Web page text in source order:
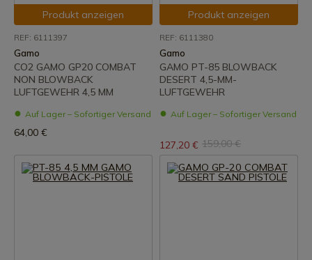
Produkt anzeigen
REF: 6111397
Gamo
CO2 GAMO GP20 COMBAT
NON BLOWBACK
LUFTGEWEHR 4,5 MM
Auf Lager – Sofortiger Versand
64,00 €
Produkt anzeigen
REF: 6111380
Gamo
GAMO PT-85 BLOWBACK
DESERT 4,5-MM-
LUFTGEWEHR
Auf Lager – Sofortiger Versand
127,20 € 159,00 €